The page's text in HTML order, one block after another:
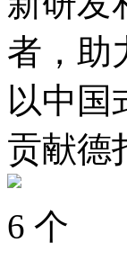
者，助
以中国
贡献德
6 个